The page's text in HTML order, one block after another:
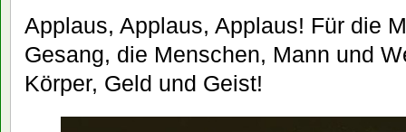
Applaus, Applaus, Applaus! Für die
Gesang, die Menschen, Mann und
Körper, Geld und Geist!